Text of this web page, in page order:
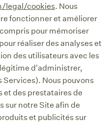
legal/cookies. Nous
fonctionner et améliorer
pour mémoriser
réaliser des analyses et
des utilisateurs avec les
d'administrer,
Nous pouvons
et des prestataires de
sur notre Site afin de
et publicités sur